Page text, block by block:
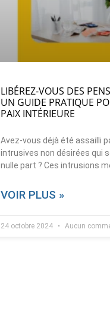
LIBÉREZ-VOUS DES
UN GUIDE PRATIQUE
PAIX INTÉRIEURE
Avez-vous déjà été assailli
intrusives non désirées qui
nulle part ? Ces intrusions
VOIR PLUS »
24 octobre 2024 Aucun